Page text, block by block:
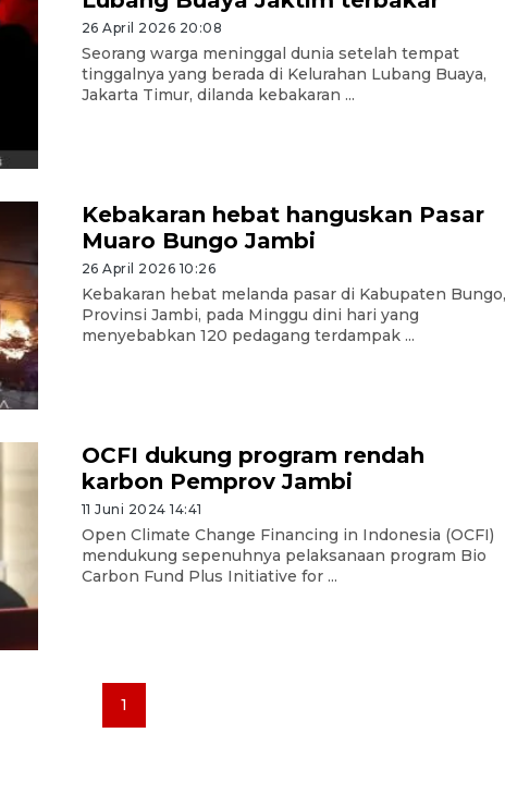
26 April 2026 20:08
Seorang warga meninggal dunia setelah tempat
tinggalnya yang berada di Kelurahan Lubang Buaya,
Jakarta Timur, dilanda kebakaran ...
Kebakaran hebat hanguskan Pasar
Muaro Bungo Jambi
26 April 2026 10:26
Kebakaran hebat melanda pasar di Kabupaten Bungo,
Provinsi Jambi, pada Minggu dini hari yang
menyebabkan 120 pedagang terdampak ...
OCFI dukung program rendah
karbon Pemprov Jambi
11 Juni 2024 14:41
Open Climate Change Financing in Indonesia (OCFI)
mendukung sepenuhnya pelaksanaan program Bio
Carbon Fund Plus Initiative for ...
1